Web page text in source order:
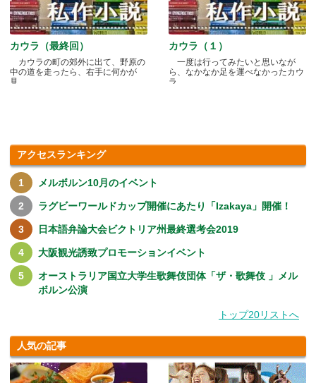
カウラ（最終回）
カウラの町の郊外に出て、野原の
中の道を走ったら、右手に何かが
見.....
カウラ（１）
一度は行ってみたいと思いなが
ら、なかなか足を運べなかったカウ
ラ.....
アクセスランキング
メルボルン10月のイベント
ラグビーワールドカップ開催にあたり「Izakaya」開催！
日本語弁論大会ビクトリア州最終選考会2019
大阪観光誘致プロモーションイベント
オーストラリア国立大学生歌舞伎団体「ザ・歌舞伎 」メル
ボルン公演
トップ20リストへ
人気の記事